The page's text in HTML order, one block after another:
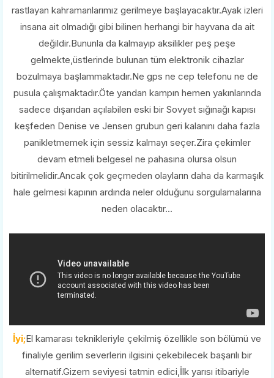
rastlayan kahramanlarımız gerilmeye başlayacaktır.Ayak izleri
insana ait olmadığı gibi bilinen herhangi bir hayvana da ait
değildir.Bununla da kalmayıp aksilikler peş peşe
gelmekte,üstlerinde bulunan tüm elektronik cihazlar
bozulmaya başlammaktadır.Ne gps ne cep telefonu ne de
pusula çalışmaktadır.Öte yandan kampın hemen yakınlarında
sadece dışarıdan açılabilen eski bir Sovyet sığınağı kapısı
keşfeden Denise ve Jensen grubun geri kalanını daha fazla
panikletmemek için sessiz kalmayı seçer.Zira çekimler
devam etmeli belgesel ne pahasına olursa olsun
bitirilmelidir.Ancak çok geçmeden olayların daha da karmaşık
hale gelmesi kapının ardında neler olduğunu sorgulamalarına
neden olacaktır...
İyi;El kamarası teknikleriyle çekilmiş özellikle son bölümü ve
finaliyle gerilim severlerin ilgisini çekebilecek başarılı bir
alternatif.Gizem seviyesi tatmin edici,İlk yarısı itibariyle